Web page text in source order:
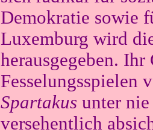
Demokratie sowie
Luxemburg wird
herausgegeben.
Fesselungsspielen
Spartakus unter
versehentlich